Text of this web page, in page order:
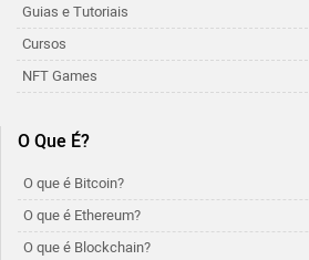
Guias e Tutoriais
Cursos
NFT Games
O Que É?
O que é Bitcoin?
O que é Ethereum?
O que é Blockchain?